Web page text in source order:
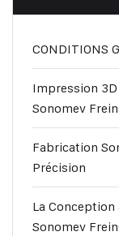
CONDITIONS
Impression
Sonomev
Fabrication
Précision
La
Sonomev